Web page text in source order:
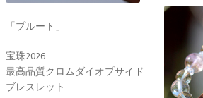
「プルート」
宝珠2026
最高品質クロムダイオプサイド
ブレスレット